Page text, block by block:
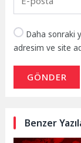
Daha sonraki
adresim ve site
GÖNDER
Benzer